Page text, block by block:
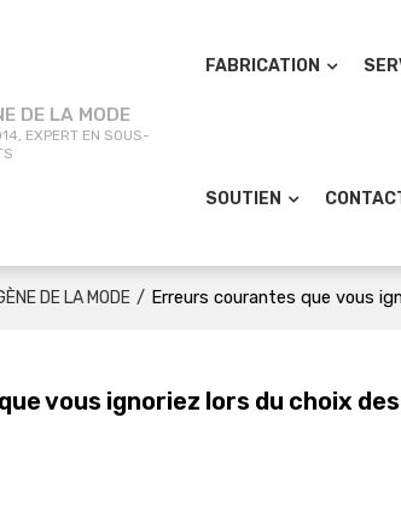
DE LA MODE
EXPERT EN SOUS-
FABRICATION
SOUTIEN
DE LA MODE / Erreurs courantes que vous
vous ignoriez lors du choix